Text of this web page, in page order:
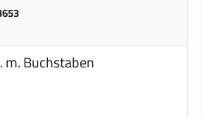
m. Buchstaben